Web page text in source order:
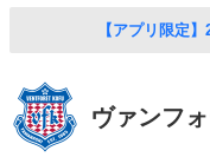
【アプリ限定
ヴァンフ